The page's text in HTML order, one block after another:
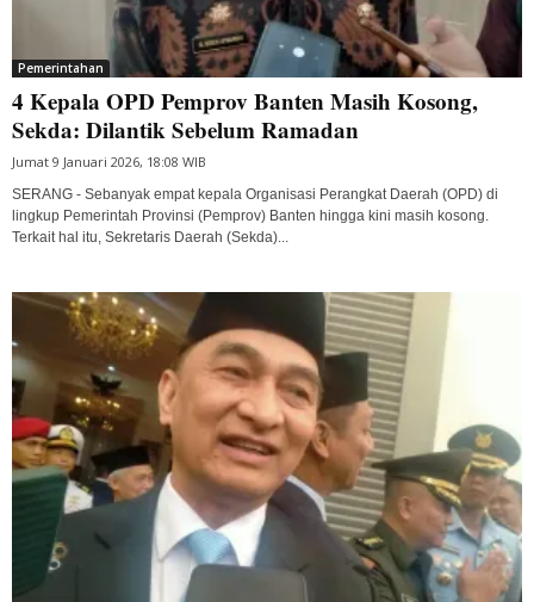
Pemerintahan
4 Kepala OPD Pemprov Banten Masih Kosong,
Sekda: Dilantik Sebelum Ramadan
Jumat 9 Januari 2026, 18:08 WIB
SERANG - Sebanyak empat kepala Organisasi Perangkat Daerah (OPD) di
lingkup Pemerintah Provinsi (Pemprov) Banten hingga kini masih kosong.
Terkait hal itu, Sekretaris Daerah (Sekda)...